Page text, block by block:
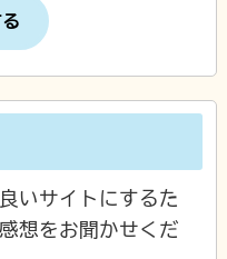
いサイトにするた
想をお聞かせくだ